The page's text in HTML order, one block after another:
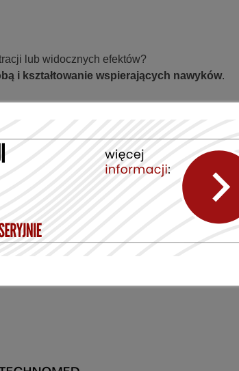
lub widocznych efektów?
i kształtowanie wspierających nawyków.
od razu zastosować nowe strategie